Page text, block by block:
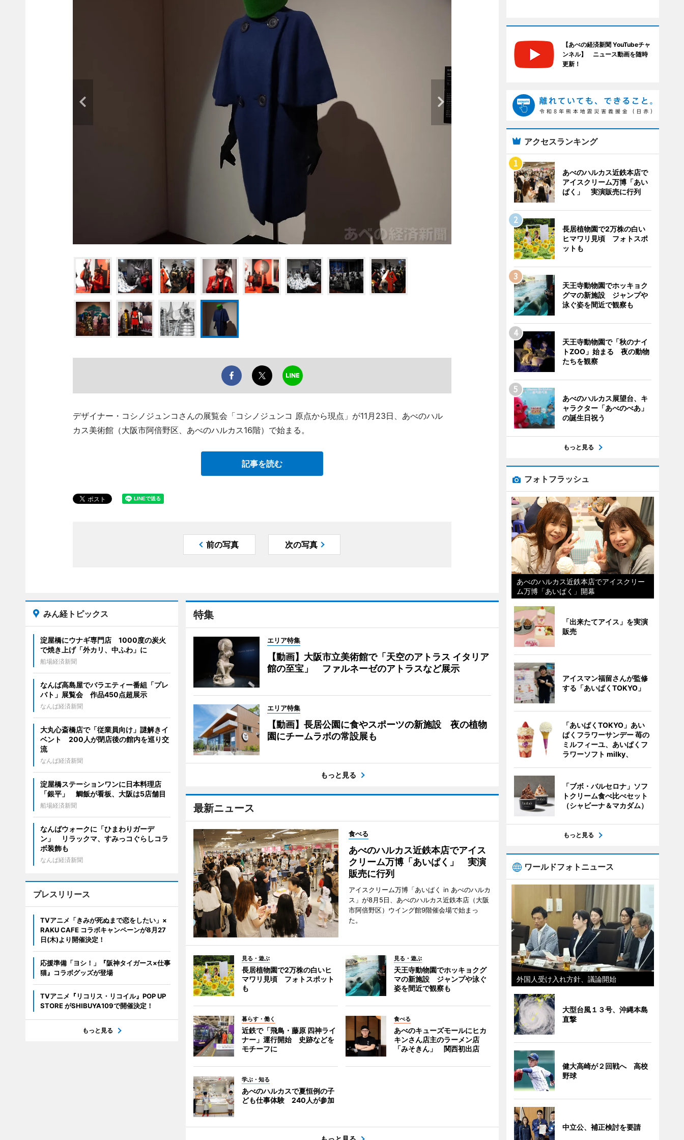
デザイナー・コシノジュンコさんの展覧会「コシノジュンコ 原点から現点」が11月23日、あべのハル
カス美術館（大阪市阿倍野区、あべのハルカス16階）で始まる。
記事を読む
前の写真 次の写真
特集
エリア特集
【動画】大阪市立美術館で「天空のアトラス イタリア
館の至宝」 ファルネーゼのアトラスなど展示
エリア特集
【動画】長居公園に食やスポーツの新施設 夜の植物
園にチームラボの常設展も
もっと見る
最新ニュース
食べる
あべのハルカス近鉄本店でアイス
クリーム万博「あいぱく」 実演
販売に行列
アイスクリーム万博「あいぱく in あべのハルカ
ス」が8月5日、あべのハルカス近鉄本店（大阪
市阿倍野区）ウイング館9階催会場で始まっ
た。
見る・遊ぶ
長居植物園で2万株の白いヒ
マワリ見頃 フォトスポット
も
見る・遊ぶ
天王寺動物園でホッキョクグ
マの新施設 ジャンプや泳ぐ
姿を間近で観察も
暮らす・働く
近鉄で「飛鳥・藤原 四神ライ
ナー」運行開始 史跡などを
モチーフに
食べる
あべのキューズモールにヒカ
キンさん店主のラーメン店
「みそきん」 関西初出店
学ぶ・知る
あべのハルカスで夏恒例の子
ども仕事体験 240人が参加
みん経トピックス
淀屋橋にウナギ専門店 1000度の炭火
で焼き上げ「外カリ、中ふわ」に
船場経済新聞
なんば高島屋でバラエティー番組「プレ
バト」展覧会 作品450点超展示
なんば経済新聞
大丸心斎橋店で「従業員向け」謎解きイ
ベント 200人が閉店後の館内を巡り交
流
なんば経済新聞
淀屋橋ステーションワンに日本料理店
「銀平」 鯛飯が看板、大阪は5店舗目
船場経済新聞
なんばウォークに「ひまわりガーデ
ン」 リラックマ、すみっコぐらしコラ
ボ装飾も
なんば経済新聞
プレスリリース
TVアニメ「きみが死ぬまで恋をしたい」×
RAKU CAFE コラボキャンペーンが8月27
日(木)より開催決定！
応援準備「ヨシ！」『阪神タイガース×仕事
猫』コラボグッズが登場
TVアニメ『リコリス・リコイル』POP UP
STORE がSHIBUYA109で開催決定！
もっと見る
【あべの経済新聞 YouTubeチャ
ンネル】 ニュース動画を随時
更新！
アクセスランキング
あべのハルカス近鉄本店で
アイスクリーム万博「あい
ぱく」 実演販売に行列
長居植物園で2万株の白い
ヒマワリ見頃 フォトスポ
ットも
天王寺動物園でホッキョク
グマの新施設 ジャンプや
泳ぐ姿を間近で観察も
天王寺動物園で「秋のナイ
トZOO」始まる 夜の動物
たちを観察
あべのハルカス展望台、キ
ャラクター「あべのべあ」
の誕生日祝う
もっと見る
フォトフラッシュ
あべのハルカス近鉄本店でアイスクリー
ム万博「あいぱく」開幕
「出来たてアイス」を実演
販売
アイスマン福留さんが監修
する「あいぱくTOKYO」
「あいぱくTOKYO」あい
ぱくフラワーサンデー 苺の
ミルフィーユ、あいぱくフ
ラワーソフト milky、
「ブボ・バルセロナ」ソフ
トクリーム食べ比べセット
（シャビーナ＆マカダム）
もっと見る
ワールドフォトニュース
外国人受け入れ方針、議論開始
大型台風１３号、沖縄本島
直撃
健大高崎が２回戦へ 高校
野球
中立公、補正検討を要請